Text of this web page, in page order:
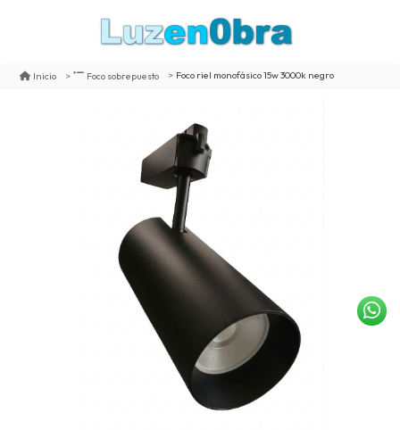
Inicio Foco sobrepuesto Foco riel monofásico 15w 3000k negro